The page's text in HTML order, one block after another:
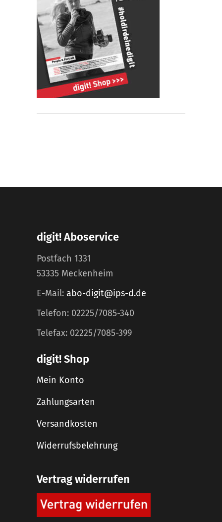
digit! Aboservice
Postfach 1331
53335 Meckenheim
E-Mail: abo-digit@ips-d.de
Telefon: 02225/7085-340
Telefax: 02225/7085-399
digit! Shop
Mein Konto
Zahlungsarten
Versandkosten
Widerrufsbelehrung
Vertrag widerrufen